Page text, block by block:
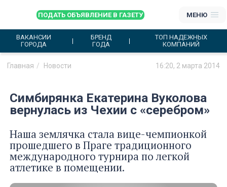
ПОДАТЬ ОБЪЯВЛЕНИЕ В ГАЗЕТУ МЕНЮ
ВАКАНСИИ
ГОРОДА
БРЕНД
ГОДА
ТОП НАДЕЖНЫХ
КОМПАНИЙ
Главная Новости 16:20, 2 марта 2014
Симбирянка Екатерина Вуколова
вернулась из Чехии с «серебром»
Наша землячка стала вице-чемпионкой
прошедшего в Праге традиционного
международного турнира по легкой
атлетике в помещении.